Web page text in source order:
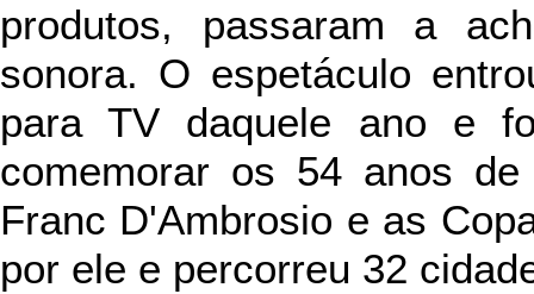
produtos, passaram a
sonora. O espetáculo
para TV daquele ano e
comemorar os 54 anos
Franc D'Ambrosio e as
por ele e percorreu 32